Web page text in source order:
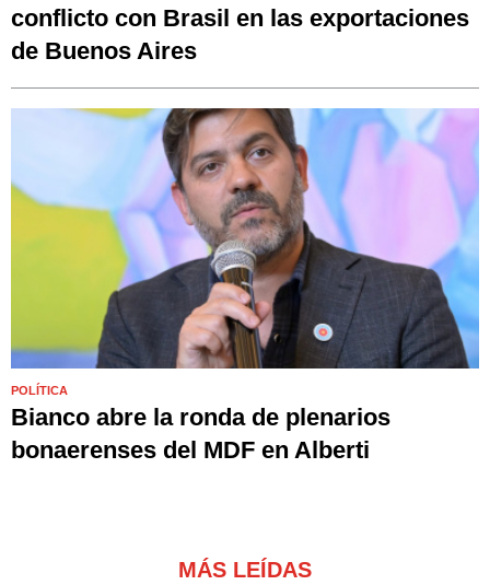
conflicto con Brasil en las exportaciones
de Buenos Aires
POLÍTICA
Bianco abre la ronda de plenarios
bonaerenses del MDF en Alberti
MÁS LEÍDAS